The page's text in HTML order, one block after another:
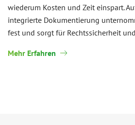
wiederum Kosten und Zeit einspart.
integrierte Dokumentierung
fest und sorgt für Rechtssicherheit
Mehr Erfahren